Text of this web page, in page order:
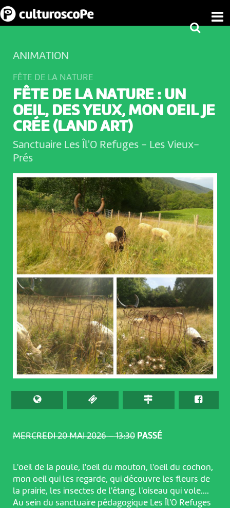
MERCREDI 20 MAI 2026 – 13:30 PASSÉ
ANIMATION
FÊTE DE LA NATURE
FÊTE DE LA NATURE : UN
OEIL, DES YEUX, MON OEIL JE
CRÉE (LAND ART)
Sanctuaire Les Îl'O Refuges - Les Vieux-
Prés
L'oeil de la poule, l'oeil du mouton, l'oeil du cochon,
mon oeil qui les regarde, qui découvre les fleurs de
la prairie, les insectes de l'étang, l'oiseau qui vole....
Au sein du sanctuaire pédagogique Les Îl'O Refuges